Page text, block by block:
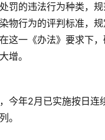
罚的违法行为种类，
物行为的评判标准，
这一《办法》要求下
增。
年2月已实施按日连
。